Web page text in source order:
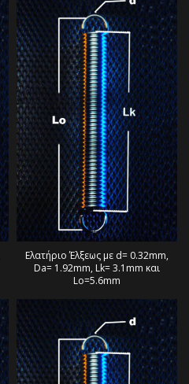
Ελατήριο Έλξεως με d= 0.32mm,
Da= 1.92mm, Lk= 3.1mm και
Lo=5.6mm